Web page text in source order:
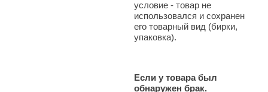
условие - товар не
использовался и сохранен
его товарный вид (бирки,
упаковка).
Если у товара был
обнаружен брак.